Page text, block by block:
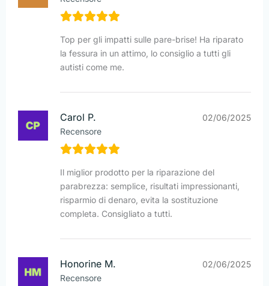
Top per gli impatti sulle pare-brise! Ha riparato
la fessura in un attimo, lo consiglio a tutti gli
autisti come me.
Carol P.
Recensore
02/06/2025
Il miglior prodotto per la riparazione del
parabrezza: semplice, risultati impressionanti,
risparmio di denaro, evita la sostituzione
completa. Consigliato a tutti.
Honorine M.
Recensore
02/06/2025